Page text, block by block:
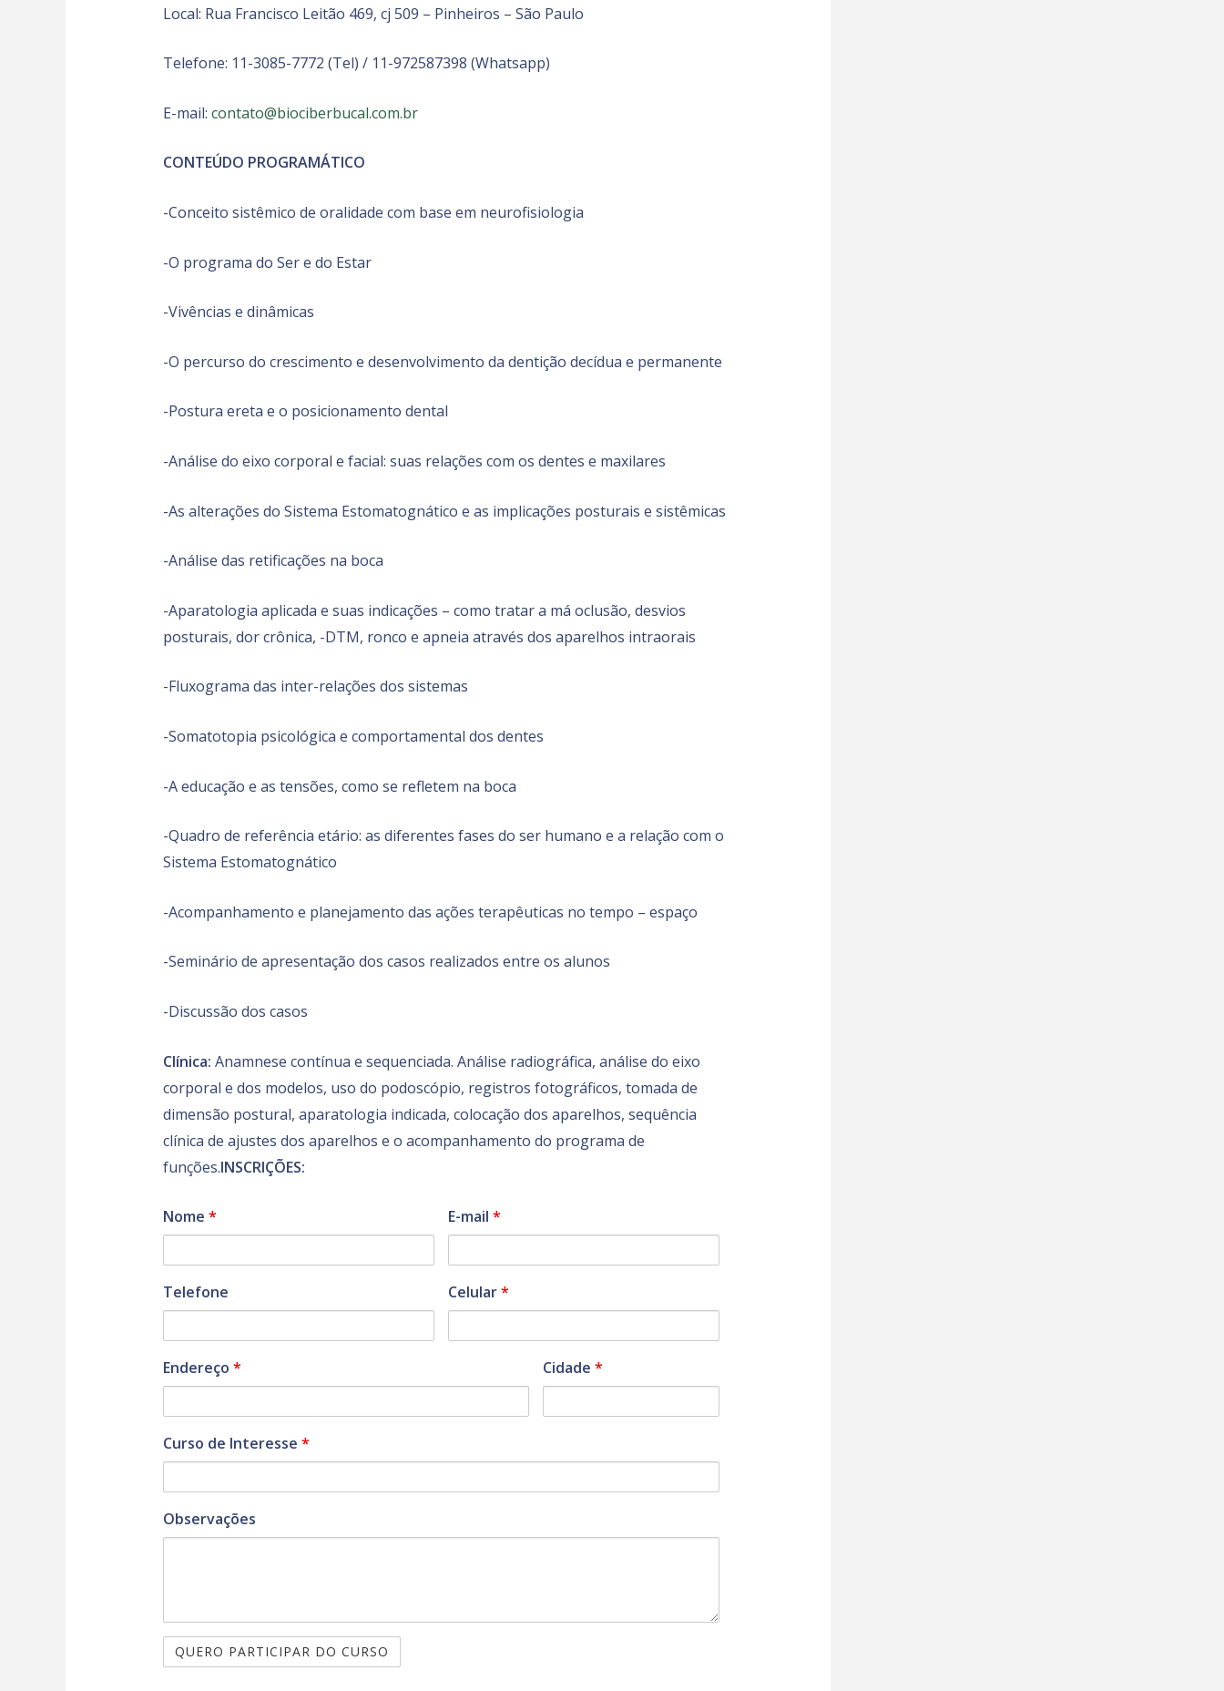
Local: Rua Francisco Leitão 469, cj 509 – Pinheiros – São Paulo
Telefone: 11-3085-7772 (Tel) / 11-972587398 (Whatsapp)
E-mail: contato@biociberbucal.com.br
CONTEÚDO PROGRAMÁTICO
-Conceito sistêmico de oralidade com base em neurofisiologia
-O programa do Ser e do Estar
-Vivências e dinâmicas
-O percurso do crescimento e desenvolvimento da dentição decídua e permanente
-Postura ereta e o posicionamento dental
-Análise do eixo corporal e facial: suas relações com os dentes e maxilares
-As alterações do Sistema Estomatognático e as implicações posturais e sistêmicas
-Análise das retificações na boca
-Aparatologia aplicada e suas indicações – como tratar a má oclusão, desvios
posturais, dor crônica, -DTM, ronco e apneia através dos aparelhos intraorais
-Fluxograma das inter-relações dos sistemas
-Somatotopia psicológica e comportamental dos dentes
-A educação e as tensões, como se refletem na boca
-Quadro de referência etário: as diferentes fases do ser humano e a relação com o
Sistema Estomatognático
-Acompanhamento e planejamento das ações terapêuticas no tempo – espaço
-Seminário de apresentação dos casos realizados entre os alunos
-Discussão dos casos
Clínica: Anamnese contínua e sequenciada. Análise radiográfica, análise do eixo
corporal e dos modelos, uso do podoscópio, registros fotográficos, tomada de
dimensão postural, aparatologia indicada, colocação dos aparelhos, sequência
clínica de ajustes dos aparelhos e o acompanhamento do programa de
funções.INSCRIÇÕES:
Nome * E-mail *
Telefone Celular*
Endereço * Cidade*
Curso de Interesse *
Observações